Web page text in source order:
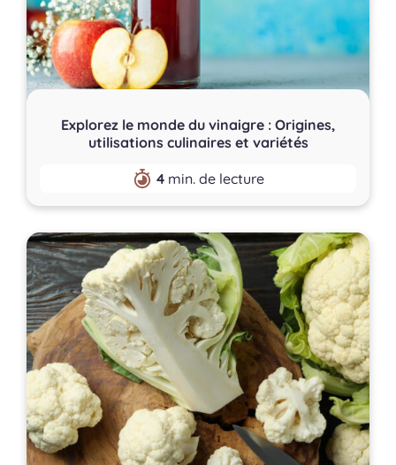
Explorez le monde du vinaigre : Origines,
utilisations culinaires et variétés
4min. de lecture